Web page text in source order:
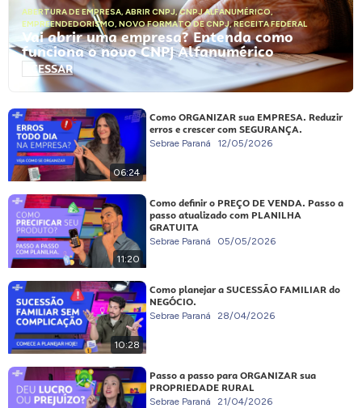
ABERTURA DE EMPRESA, ABRIR CNPJ,CNPJ ALFANUMÉRICO,
EMPREENDEDORISMO, NOVO FORMATO DE CNPJ,RECEITA FEDERAL
Vai abrir uma empresa? Entenda como
funciona o novo CNPJ Alfanumérico
ACESSAR
06:24
Como ORGANIZAR sua EMPRESA. Reduzir
erros e crescer com SEGURANÇA.
Sebrae Paraná 12/05/2026
11:20
Como definir o PREÇO DE VENDA. Passo a
passo atualizado com PLANILHA
GRATUITA
Sebrae Paraná 05/05/2026
10:28
Como planejar a SUCESSÃO FAMILIAR do
NEGÓCIO.
Sebrae Paraná 28/04/2026
Passo a passo para ORGANIZAR sua
PROPRIEDADE RURAL
Sebrae Paraná 21/04/2026